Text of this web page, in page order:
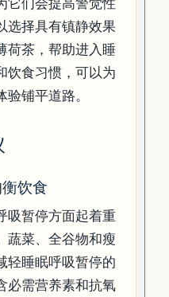
选择具有镇静效果
荷茶，帮助进入睡
饮食习惯，可以为
铺平道路。
饮食
吸暂停方面起着重
蔬菜、全谷物和瘦
轻睡眠呼吸暂停的
必需营养素和抗氧